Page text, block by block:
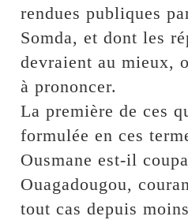
rendues publiques
Somda, et dont les
devraient au mieux,
à prononcer.
La première de ces
formulée en ces
Ousmane est-il
Ouagadougou,
tout cas depuis